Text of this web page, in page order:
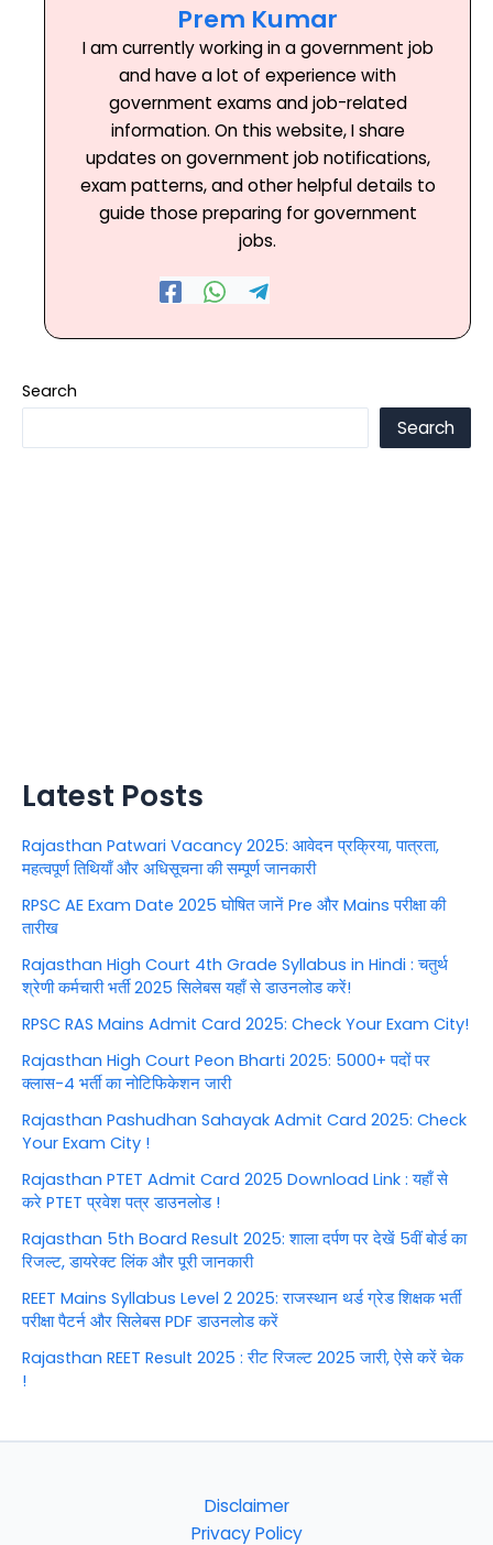
Prem Kumar
I am currently working in a government job
and have a lot of experience with
government exams and job-related
information. On this website, I share
updates on government job notifications,
exam patterns, and other helpful details to
guide those preparing for government
jobs.
Search
Search
Latest Posts
Rajasthan Patwari Vacancy 2025: आवेदन प्रक्रिया, पात्रता,
महत्वपूर्ण तिथियाँ और अधिसूचना की सम्पूर्ण जानकारी
RPSC AE Exam Date 2025 घोषित जानें Pre और Mains परीक्षा की
तारीख
Rajasthan High Court 4th Grade Syllabus in Hindi : चतुर्थ
श्रेणी कर्मचारी भर्ती 2025 सिलेबस यहाँ से डाउनलोड करें!
RPSC RAS Mains Admit Card 2025: Check Your Exam City!
Rajasthan High Court Peon Bharti 2025: 5000+ पदों पर
क्लास-4 भर्ती का नोटिफिकेशन जारी
Rajasthan Pashudhan Sahayak Admit Card 2025: Check
Your Exam City !
Rajasthan PTET Admit Card 2025 Download Link : यहाँ से
करे PTET प्रवेश पत्र डाउनलोड !
Rajasthan 5th Board Result 2025: शाला दर्पण पर देखें 5वीं बोर्ड का
रिजल्ट, डायरेक्ट लिंक और पूरी जानकारी
REET Mains Syllabus Level 2 2025: राजस्थान थर्ड ग्रेड शिक्षक भर्ती
परीक्षा पैटर्न और सिलेबस PDF डाउनलोड करें
Rajasthan REET Result 2025 : रीट रिजल्ट 2025 जारी, ऐसे करें चेक
!
Disclaimer
Privacy Policy